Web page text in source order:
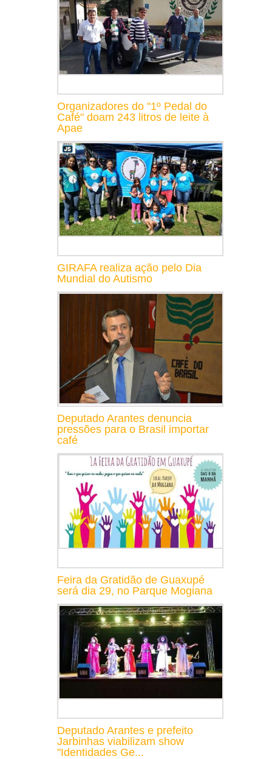
Organizadores do "1º Pedal do
Café" doam 243 litros de leite à
Apae
GIRAFA realiza ação pelo Dia
Mundial do Autismo
Deputado Arantes denuncia
pressões para o Brasil importar
café
Feira da Gratidão de Guaxupé
será dia 29, no Parque Mogiana
Deputado Arantes e prefeito
Jarbinhas viabilizam show
"Identidades Ge...